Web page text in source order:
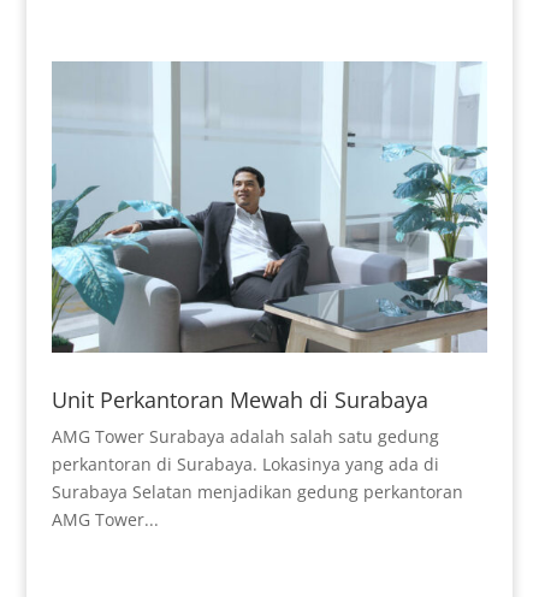
Unit Perkantoran Mewah di Surabaya
AMG Tower Surabaya adalah salah satu gedung
perkantoran di Surabaya. Lokasinya yang ada di
Surabaya Selatan menjadikan gedung perkantoran
AMG Tower...